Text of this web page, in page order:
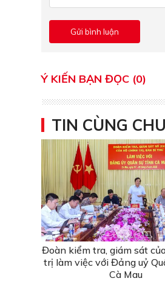
Ý KIẾN BẠN ĐỌC (0)
TIN CÙNG
Đoàn kiểm tra, giám sát
trị làm việc với Đảng uỷ
Cà Mau